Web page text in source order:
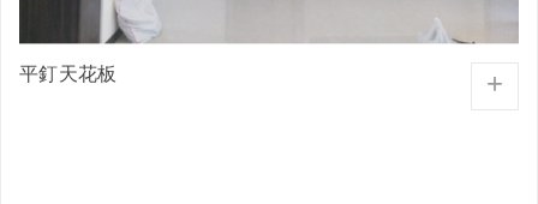
平釘天花板 +